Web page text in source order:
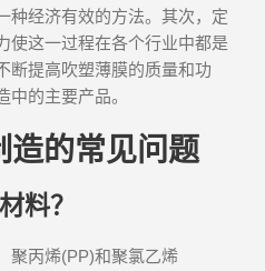
种经济有效的方法。其次，定
使这一过程在各个行业中都是
断提高吹塑薄膜的质量和功
的主要产品。
造的常见问题
料？
聚丙烯(PP)和聚氯乙烯